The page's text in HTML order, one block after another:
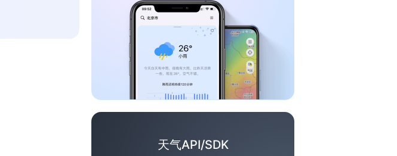
天气API/SDK